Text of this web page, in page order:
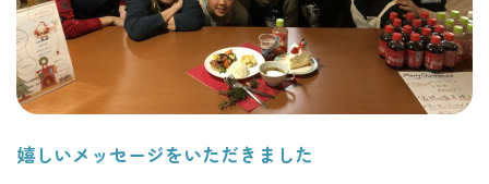
嬉しいメッセージをいただきました